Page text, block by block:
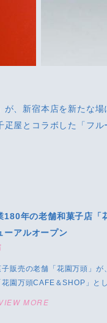
、新宿本店を新たな
疋屋とコラボした「フ
180年の老舗和菓子店「
ーアルオープン
子販売の老舗「花園万頭」
花園万頭CAFE＆SHOP」と
MORE